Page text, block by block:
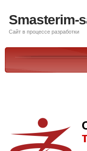
Smasterim-
Сайт в процессе разработки